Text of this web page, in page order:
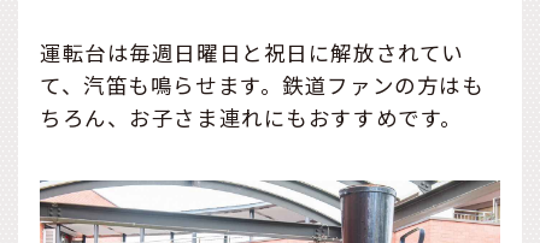
運転台は毎週日曜日と祝日に解放されてい
て、汽笛も鳴らせます。鉄道ファンの方はも
ちろん、お子さま連れにもおすすめです。